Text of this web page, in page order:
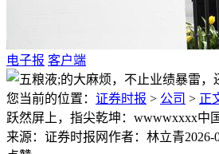
电子报 客户端
您当前的位置： 证券时报 > 公司 > 正
跃然屏上，指尖乾坤：wwwwxxxx中
来源：证券时报网作者：林立青2026-